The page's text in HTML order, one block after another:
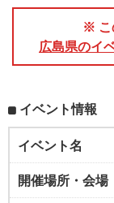
※ こ
広島県のイ
イベント情報
イベント名
開催場所・会場